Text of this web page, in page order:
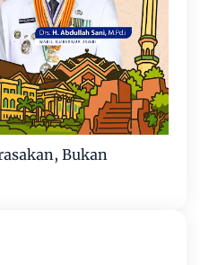
Bukan